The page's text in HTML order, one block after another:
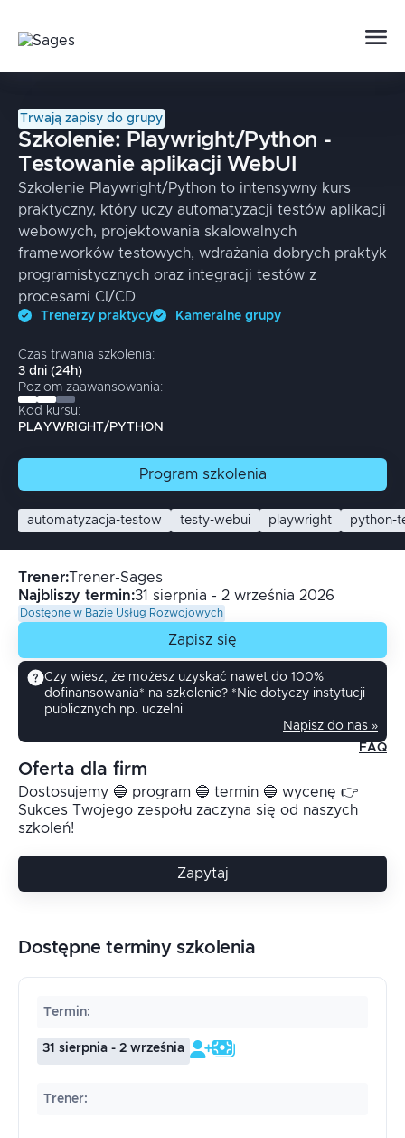
Trwają zapisy do grupy
Szkolenie: Playwright/Python -
Testowanie aplikacji WebUI
Szkolenie Playwright/Python to intensywny kurs
praktyczny, który uczy automatyzacji testów aplikacji
webowych, projektowania skalowalnych
frameworków testowych, wdrażania dobrych praktyk
programistycznych oraz integracji testów z
procesami CI/CD
Trenerzy praktycy Kameralne grupy
Czas trwania szkolenia:
3 dni (24h)
Poziom zaawansowania:
Kod kursu:
PLAYWRIGHT/PYTHON
Program szkolenia
automatyzacja-testow testy-webui playwright python-
Trener:Trener-Sages
Najbliszy termin:31 sierpnia - 2 września 2026
Dostępne w Bazie Usług Rozwojowych
Zapisz się
Czy wiesz, że możesz uzyskać nawet do 100%
dofinansowania* na szkolenie? *Nie dotyczy instytucji
publicznych np. uczelni
Napisz do nas »
FAQ
Oferta dla firm
Dostosujemy 🔵 program 🔵 termin 🔵 wycenę 👉
Sukces Twojego zespołu zaczyna się od naszych
szkoleń!
Zapytaj
Dostępne terminy szkolenia
Termin:
31 sierpnia - 2 września
Trener: